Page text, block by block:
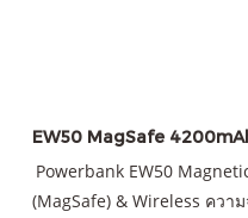
EW50 MagSafe
Powerbank EW50
(MagSafe) & Wireless ความ